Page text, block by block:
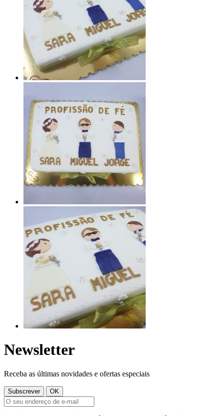
Newsletter
Receba as últimas novidades e ofertas especiais